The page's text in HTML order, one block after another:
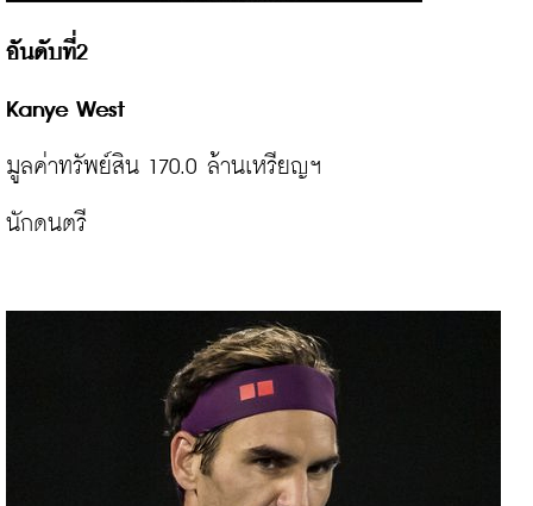
อันดับที่2
มูลค่าทรัพย์สิน 170.0 ล้านเหรียญฯ
นักดนตรี